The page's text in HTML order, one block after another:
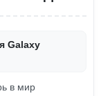
Galaxy
в мир